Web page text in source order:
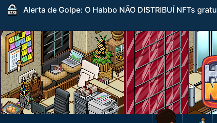
Alerta de Golpe: O Habbo NÃO DISTRIBUÍ NFTs